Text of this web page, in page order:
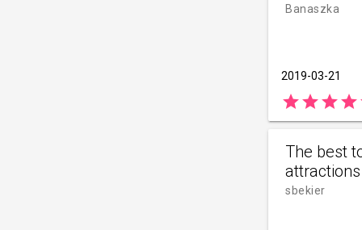
Banaszka
2019-03-21
starstarstarstar
The best
sbekier